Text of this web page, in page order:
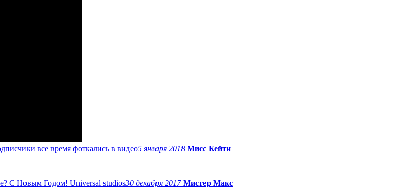
5 января 2018 Мисс Кейти
30 декабря 2017Мистер Макс